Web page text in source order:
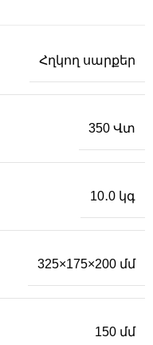
Հղկող սարքեր
350 Վտ
10․0 կգ
325×175×200 մմ
150 մմ